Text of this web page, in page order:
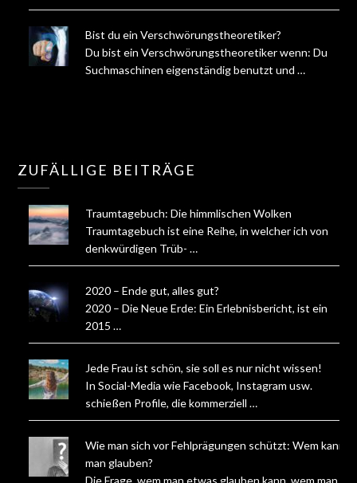
Bist du ein Verschwörungstheoretiker?
Du bist ein Verschwörungstheoretiker wenn: Du
Suchmaschinen eigenständig benutzt und …
ZUFÄLLIGE BEITRÄGE
Traumtagebuch: Die himmlischen Wolken
Traumtagebuch ist eine Reihe, in welcher ich von
denkwürdigen Trüb- …
2020 – Ende gut, alles gut?
2020 – Die Neue Erde: Ein Erlebnisbericht, ist ein
2015 …
Jede Frau ist schön, sie soll es nur nicht wissen!
In Social-Media wie Facebook, Instagram usw.
schießen Profile, die kommerziell …
Wie man sich vor Fehlprägungen schützt: Wem kann
man glauben?
Die Frage, wem man etwas glauben kann, wem man